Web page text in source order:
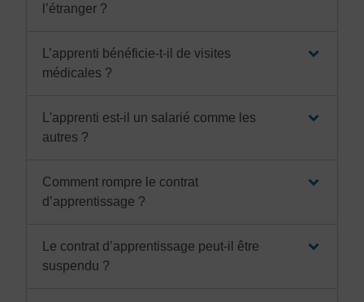
l’étranger ?
L’apprenti bénéficie-t-il de visites
médicales ?
L'apprenti est-il un salarié comme les
autres ?
Comment rompre le contrat
d’apprentissage ?
Le contrat d’apprentissage peut-il être
suspendu ?